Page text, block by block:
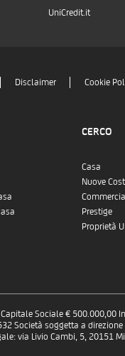
UniCredit.it
Disclaimer Cookie
CERCO
Casa
Nuove
Prestige
Proprietà
Sociale €
Società soggetta a
via Livio Cambi, 5, 20151